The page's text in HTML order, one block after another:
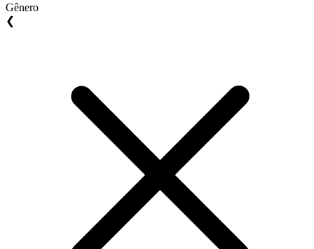
Gênero
❮